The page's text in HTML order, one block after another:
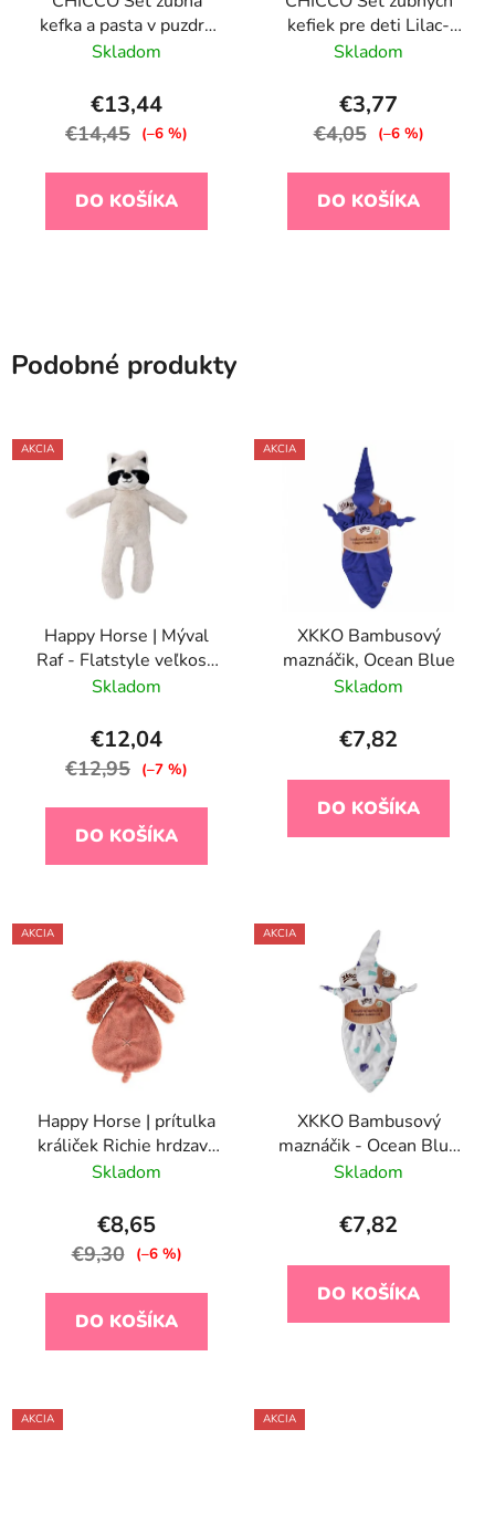
kefka a pasta v puzdre
Always smiling - light
Skladom
€13,44
€14,45 (–6 %)
DO KOŠÍKA
kefiek pre deti Lilac-
Mustard 6-36m, 2ks
Skladom
€3,77
€4,05 (–6 %)
DO KOŠÍKA
Podobné produkty
AKCIA
Happy Horse | Mýval
Raf - Flatstyle veľkosť:
23 cm
Skladom
€12,04
€12,95 (–7 %)
DO KOŠÍKA
AKCIA
XKKO Bambusový
maznáčik, Ocean Blue
Skladom
€7,82
DO KOŠÍKA
AKCIA
Happy Horse | prítulka
králiček Richie hrdzavý
veľkosť: 25 cm
Skladom
€8,65
€9,30 (–6 %)
DO KOŠÍKA
AKCIA
XKKO Bambusový
maznáčik - Ocean Blue
Hearts
Skladom
€7,82
DO KOŠÍKA
AKCIA AKCIA